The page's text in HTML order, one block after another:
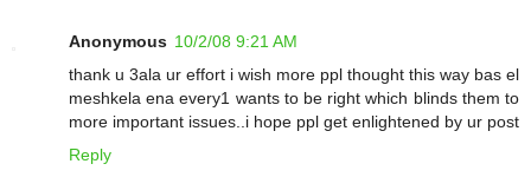
Anonymous 10/2/08 9:21 AM
thank u 3ala ur effort i wish more ppl thought this way bas el
meshkela ena every1 wants to be right which blinds them to
more important issues..i hope ppl get enlightened by ur post
Reply